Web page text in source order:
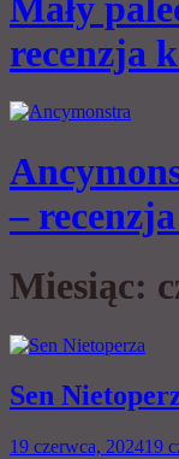
recenzja
–
Miesiąc:
Sen
19 czerwca, 202419